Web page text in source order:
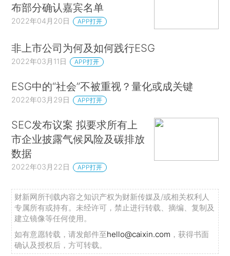
布部分确认嘉宾名单
2022年04月20日 APP打开
非上市公司为何及如何践行ESG
2022年03月11日 APP打开
ESG中的“社会”不被重视？量化或成关键
2022年03月29日 APP打开
SEC发布议案 拟要求所有上
市企业披露气候风险及碳排放
数据
2022年03月22日 APP打开
财新网所刊载内容之知识产权为财新传媒及/或相关权利人
专属所有或持有。未经许可，禁止进行转载、摘编、复制及
建立镜像等任何使用。
如有意愿转载，请发邮件至hello@caixin.com ，获得书面
确认及授权后，方可转载。